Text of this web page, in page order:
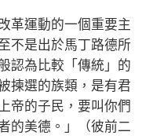
運動的一個重要主
不是出於馬丁路德所
認為比較「傳統」的
揀選的族類，是有君
帝的子民，要叫你們
的美德。」（彼前二